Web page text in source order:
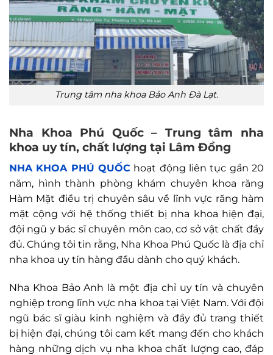
Trung tâm nha khoa Bảo Anh Đà Lạt.
Nha Khoa Phú Quốc – Trung tâm nha
khoa uy tín, chất lượng tại Lâm Đồng
NHA KHOA PHÚ QUỐC hoạt động liên tục gần 20
năm, hình thành phòng khám chuyên khoa răng
Hàm Mặt điều trị chuyên sâu về lĩnh vực răng hàm
mặt cộng với hệ thống thiết bị nha khoa hiện đại,
đội ngũ y bác sĩ chuyên môn cao, cơ sở vật chất đầy
đủ. Chúng tôi tin rằng, Nha Khoa Phú Quốc là địa chỉ
nha khoa uy tín hàng đầu dành cho quý khách.
Nha Khoa Bảo Anh là một địa chỉ uy tín và chuyên
nghiệp trong lĩnh vực nha khoa tại Việt Nam. Với đội
ngũ bác sĩ giàu kinh nghiệm và đầy đủ trang thiết
bị hiện đại, chúng tôi cam kết mang đến cho khách
hàng những dịch vụ nha khoa chất lượng cao, đáp